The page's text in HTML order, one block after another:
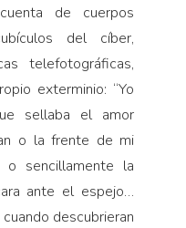
de cuerpos
del cíber,
telefotográficas,
exterminio: “Yo
sellaba el amor
o la frente de mi
o sencillamente la
ante el espejo…
descubrieran